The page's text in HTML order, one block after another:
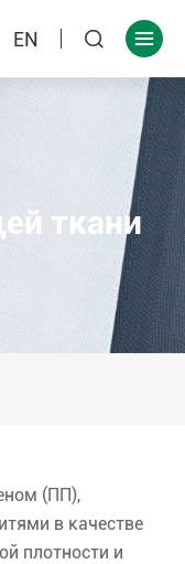
EN  
ткани
(ПП),
в качестве
плотности и